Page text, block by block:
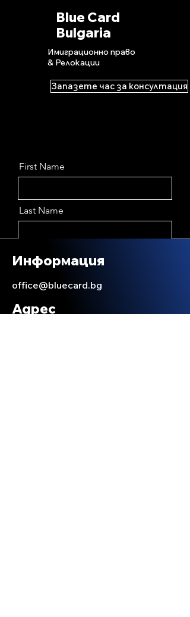
Blue Card
Bulgaria
Имиграционно право
& Релокации
Запазете час за консултация
First Name
Last Name
Email
Информация
office@bluecard.bg
Адрес